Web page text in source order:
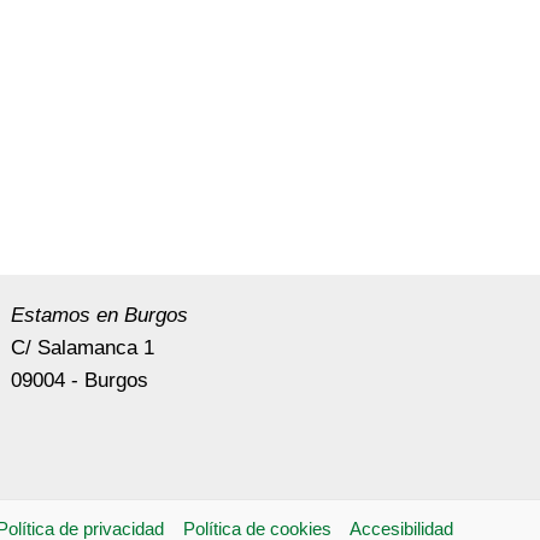
Estamos en Burgos
C/ Salamanca 1
09004 - Burgos
de privacidad Política de cookies Accesibilidad